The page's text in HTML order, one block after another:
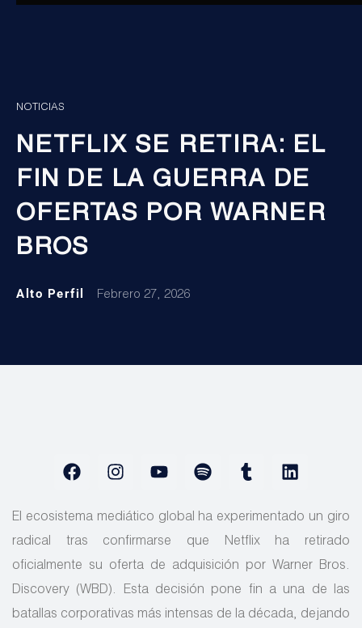
NOTICIAS
NETFLIX SE RETIRA: EL
FIN DE LA GUERRA DE
OFERTAS POR WARNER
BROS
Alto Perfil Febrero 27, 2026
El ecosistema mediático global ha experimentado un giro
radical tras confirmarse que Netflix ha retirado
oficialmente su oferta de adquisición por Warner Bros.
Discovery (WBD). Esta decisión pone fin a una de las
batallas corporativas más intensas de la década, dejando